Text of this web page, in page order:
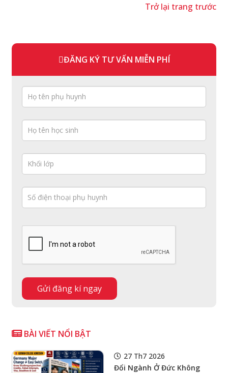
Trở lại trang trước
ĐĂNG KÝ TƯ VẤN MIỄN PHÍ
BÀI VIẾT NỔI BẬT
27 Th7 2026
Đổi Ngành Ở Đức Không